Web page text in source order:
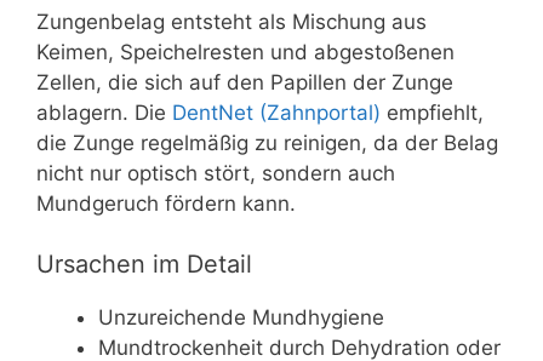
Zungenbelag entsteht als Mischung aus
Keimen, Speichelresten und abgestoßenen
Zellen, die sich auf den Papillen der Zunge
ablagern. Die DentNet (Zahnportal) empfiehlt,
die Zunge regelmäßig zu reinigen, da der Belag
nicht nur optisch stört, sondern auch
Mundgeruch fördern kann.
Ursachen im Detail
Unzureichende Mundhygiene
Mundtrockenheit durch Dehydration oder